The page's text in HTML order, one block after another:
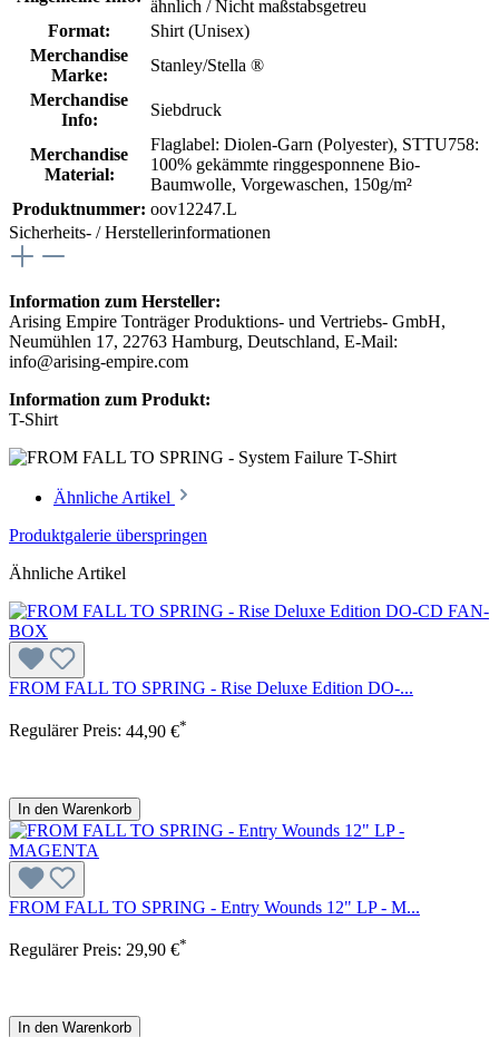
ähnlich / Nicht maßstabsgetreu
Format:
Shirt (Unisex)
Merchandise
Marke:
Stanley/Stella ®
Merchandise
Info:
Siebdruck
Merchandise
Material:
Flaglabel: Diolen-Garn (Polyester), STTU758:
100% gekämmte ringgesponnene Bio-
Baumwolle, Vorgewaschen, 150g/m²
Produktnummer: oov12247.L
Sicherheits- / Herstellerinformationen
Information zum Hersteller:
Arising Empire Tonträger Produktions- und Vertriebs- GmbH,
Neumühlen 17, 22763 Hamburg, Deutschland, E-Mail:
info@arising-empire.com
Information zum Produkt:
T-Shirt
Ähnliche Artikel
Produktgalerie überspringen
Ähnliche Artikel
FROM FALL TO SPRING - Rise Deluxe Edition DO-...
Regulärer Preis: 44,90 €*
In den Warenkorb
FROM FALL TO SPRING - Entry Wounds 12" LP - M...
Regulärer Preis: 29,90 €*
In den Warenkorb